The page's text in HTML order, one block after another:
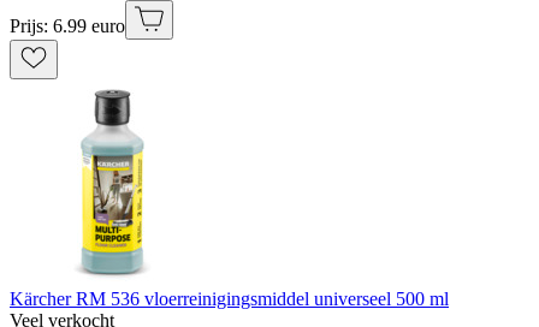
Prijs: 6.99 euro
Kärcher RM 536 vloerreinigingsmiddel universeel 500 ml
Veel verkocht